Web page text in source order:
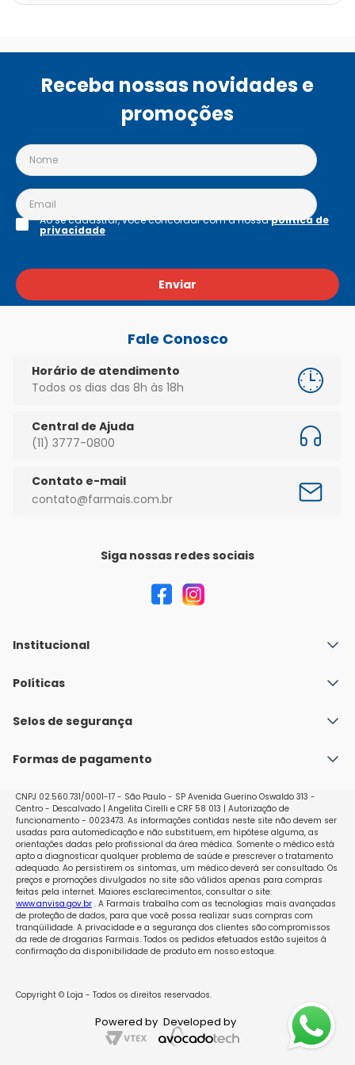
Receba nossas novidades e
promoções
Enviar
Ao se cadastrar, você concordar com a nossapolítica de
privacidade
Fale Conosco
Horário de atendimento
Todos os dias das 8h às 18h
Central de Ajuda
(11) 3777-0800
Contato e-mail
contato@farmais.com.br
Siga nossas redes sociais
Institucional
Quem Somos
Nossas lojas
Políticas
Política de Envio
Políticas de Trocas e Devoluções
Selos de segurança
Formas de pagamento
CNPJ 02.560.731/0001-17 - São Paulo - SP Avenida Guerino Oswaldo 313 -
Centro - Descalvado | Angelita Cirelli e CRF 58 013 | Autorização de
funcionamento - 0023473. As informações contidas neste site não devem ser
usadas para automedicação e não substituem, em hipótese alguma, as
orientações dadas pelo profissional da área médica. Somente o médico está
apto a diagnosticar qualquer problema de saúde e prescrever o tratamento
adequado. Ao persistirem os sintomas, um médico deverá ser consultado. Os
preços e promoções divulgados no site são válidos apenas para compras
feitas pela internet. Maiores esclarecimentos, consultar o site:
www.anvisa.gov.br. A Farmais trabalha com as tecnologias mais avançadas
de proteção de dados, para que você possa realizar suas compras com
tranqüilidade. A privacidade e a segurança dos clientes são compromissos
da rede de drogarias Farmais. Todos os pedidos efetuados estão sujeitos à
confirmação da disponibilidade de produto em nosso estoque.
Copyright © Loja - Todos os direitos reservados.
Powered by Developed by